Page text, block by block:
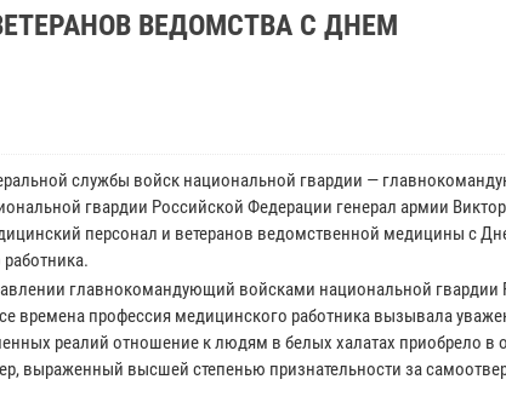
ВЕДОМСТВА С ДНЕМ
службы войск национальной гвардии —
гвардии Российской Федерации генерал армии
персонал и ветеранов ведомственной медицины с
главнокомандующий войсками национальной гвардии
времена профессия медицинского работника вызывала
реалий отношение к людям в белых халатах приобрело в
выраженный высшей степенью признательности за